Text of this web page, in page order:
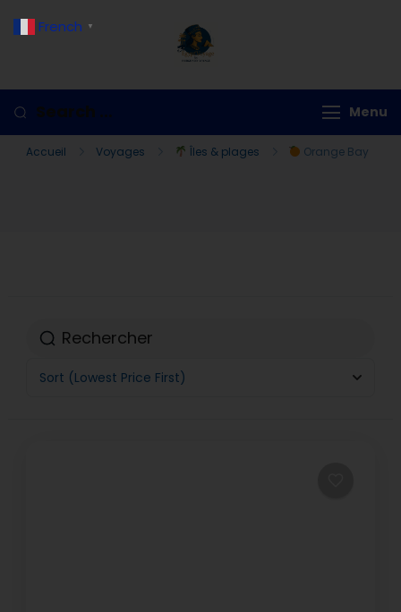
Menu
Accueil Voyages Îles & plages Orange Bay
Sort (Lowest Price First)
French ▼